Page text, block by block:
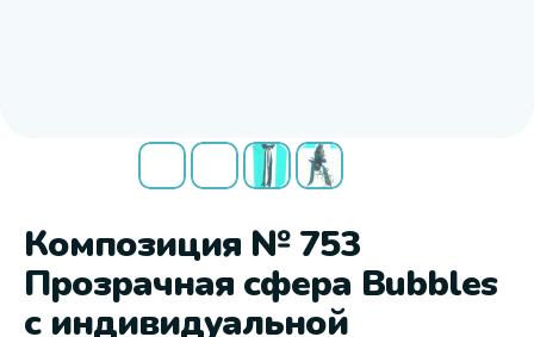
Композиция № 753
Прозрачная сфера Bubbles
с индивидуальной